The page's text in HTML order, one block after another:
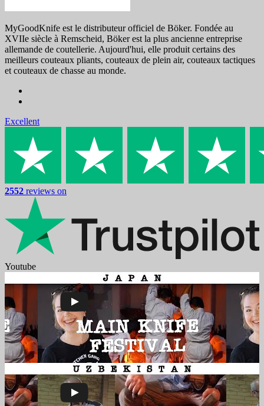
MyGoodKnife est le distributeur officiel de Böker. Fondée au
XVIIe siècle à Remscheid, Böker est la plus ancienne entreprise
allemande de coutellerie. Aujourd'hui, elle produit certains des
meilleurs couteaux pliants, couteaux de plein air, couteaux tactiques
et couteaux de chasse au monde.
Excellent
2552 reviews on
Youtube